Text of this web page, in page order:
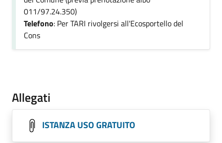
011/97.24.350)
Telefono: Per TARI rivolgersi all'Ecosportello del
Cons
Allegati
ISTANZA USO GRATUITO